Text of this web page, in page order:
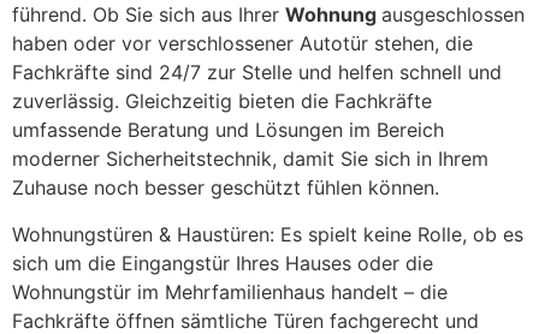
führend. Ob Sie sich aus Ihrer Wohnung ausgeschlossen
haben oder vor verschlossener Autotür stehen, die
Fachkräfte sind 24/7 zur Stelle und helfen schnell und
zuverlässig. Gleichzeitig bieten die Fachkräfte
umfassende Beratung und Lösungen im Bereich
moderner Sicherheitstechnik, damit Sie sich in Ihrem
Zuhause noch besser geschützt fühlen können.
Wohnungstüren & Haustüren: Es spielt keine Rolle, ob es
sich um die Eingangstür Ihres Hauses oder die
Wohnungstür im Mehrfamilienhaus handelt – die
Fachkräfte öffnen sämtliche Türen fachgerecht und